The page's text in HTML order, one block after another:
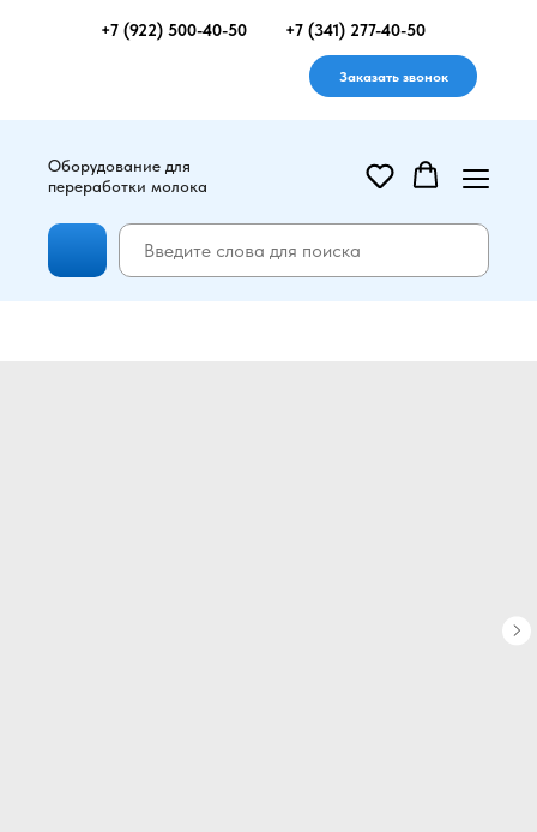
+7 (922) 500-40-50 +7 (341) 277-40-50
Заказать звонок
Оборудование для
переработки молока